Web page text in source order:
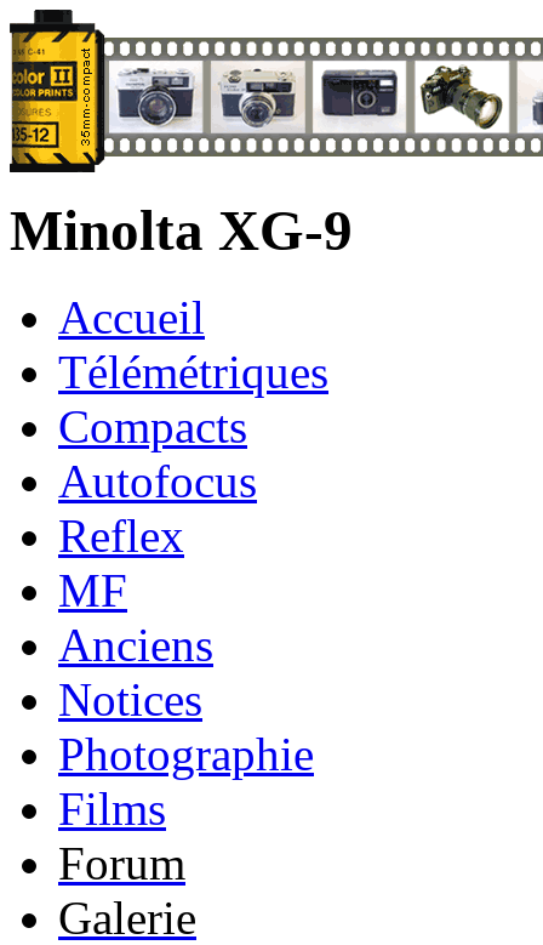
Minolta XG-9
Accueil
Télémétriques
Compacts
Autofocus
Reflex
MF
Anciens
Notices
Photographie
Films
Forum
Galerie